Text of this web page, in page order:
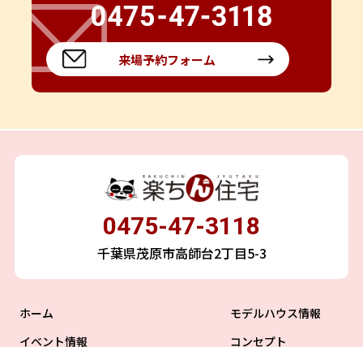
来場予約フォーム
0475-47-3118
千葉県茂原市高師台2丁目5-3
ホーム
イベント情報
モデルハウス情報
コンセプト